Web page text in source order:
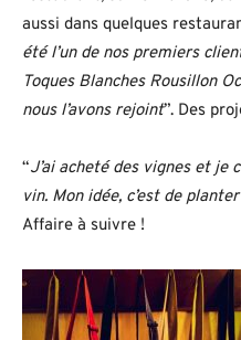
aussi dans quelques
été l’un de nos premiers
Toques Blanches Rousillon
nous l’avons rejoint”. Des
“J’ai acheté des vignes et je
vin. Mon idée, c’est de
Affaire à suivre !